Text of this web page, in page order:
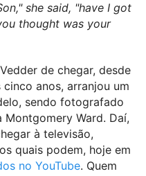
she said, "have I got
thought was your
de chegar, desde
anos, arranjou um
sendo fotografado
Ward. Daí,
à televisão,
quais podem, hoje em
no YouTube. Quem